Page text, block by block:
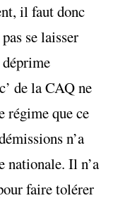
il faut donc
se laisser
de la CAQ ne
régime que ce
n’a
nationale. Il n’a
faire tolérer